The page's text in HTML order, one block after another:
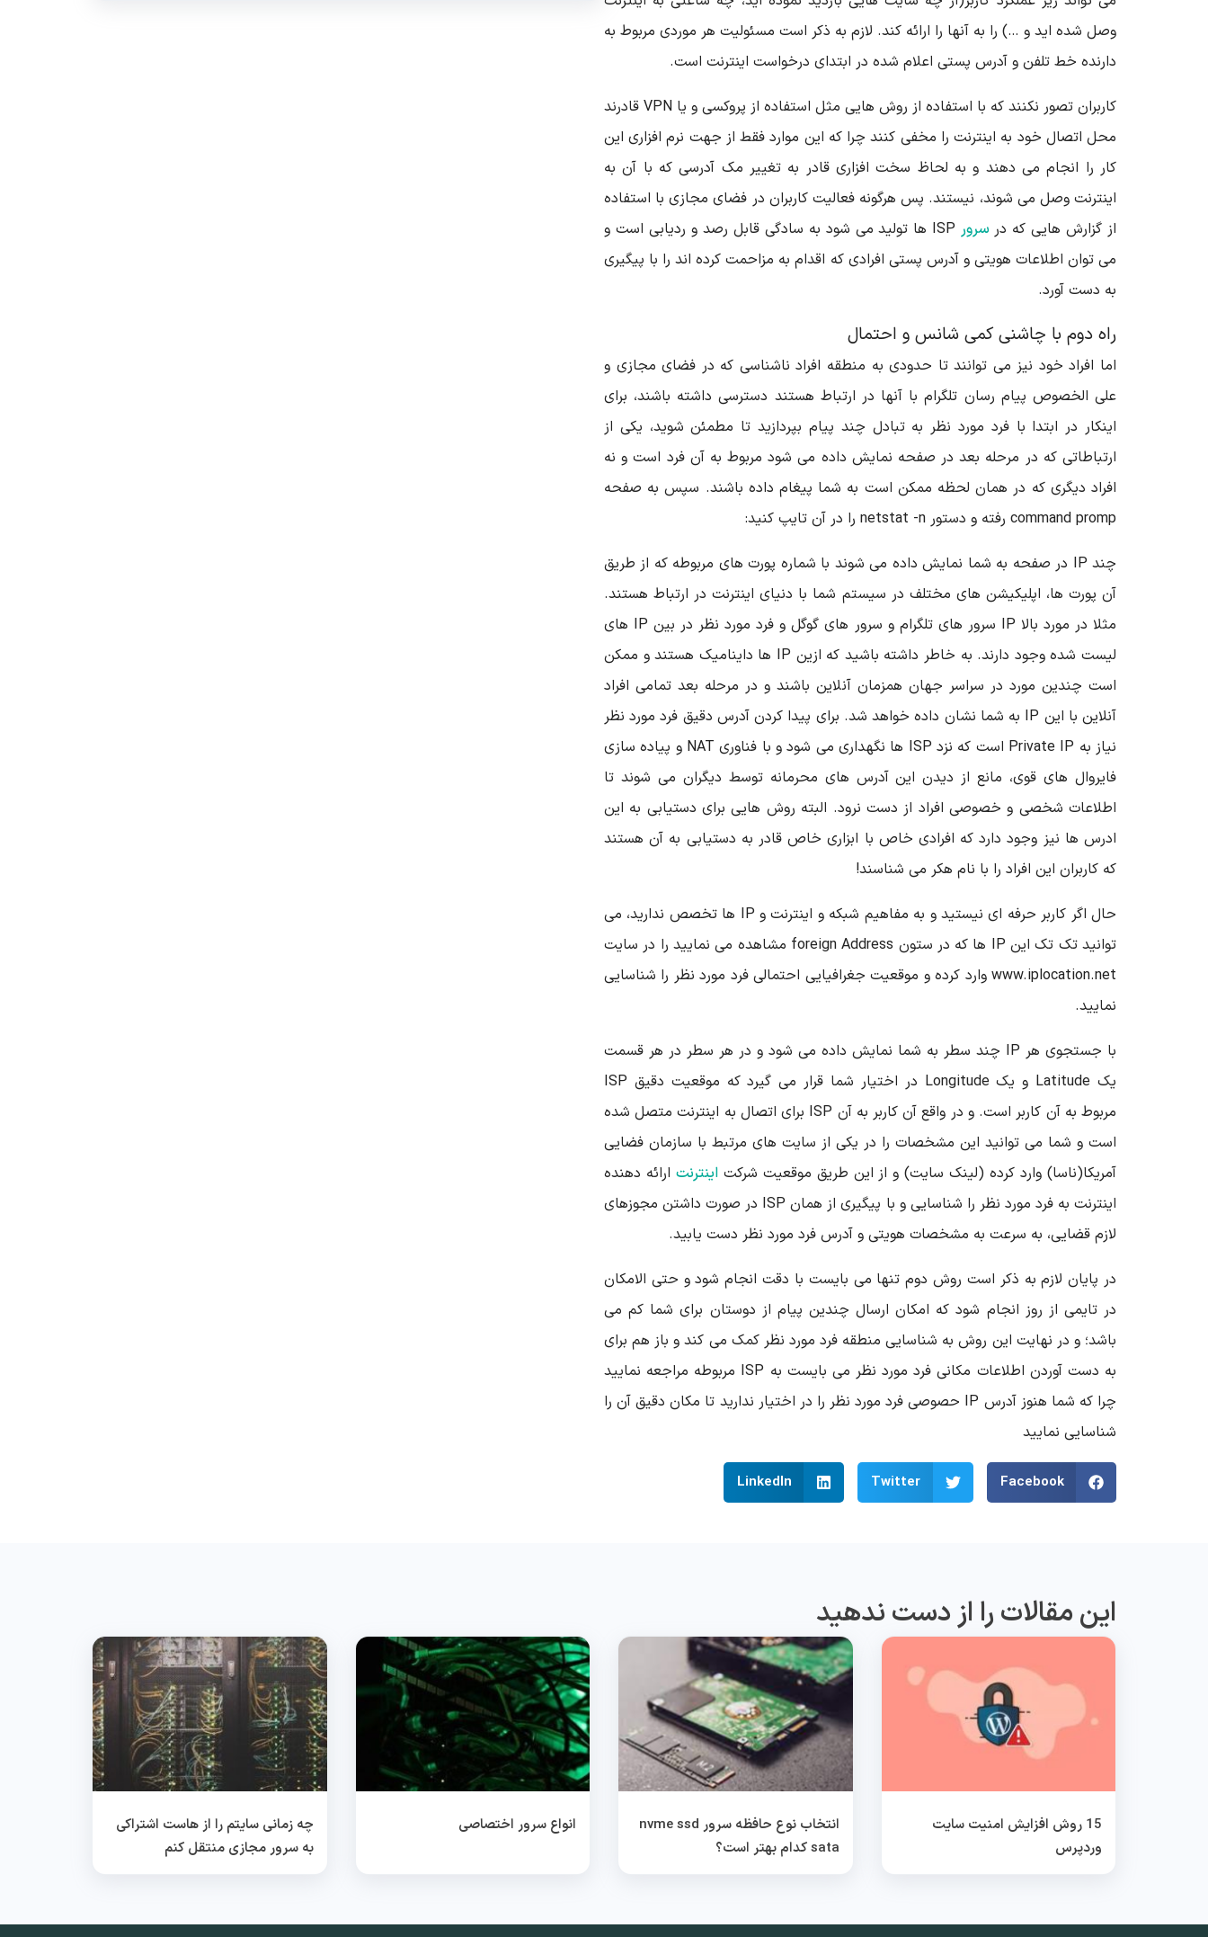
وصل شده اید و …) را به آنها را ارائه کند. لازم به ذکر است مسئولیت هر موردی مربوط به
دارنده خط تلفن و آدرس پستی اعلام شده در ابتدای درخواست اینترنت است.
کاربران تصور نکنند که با استفاده از روش هایی مثل استفاده از پروکسی و یا VPN قادرند
محل اتصال خود به اینترنت را مخفی کنند چرا که این موارد فقط از جهت نرم افزاری این
کار را انجام می دهند و به لحاظ سخت افزاری قادر به تغییر مک آدرسی که با آن به
اینترنت وصل می شوند، نیستند. پس هرگونه فعالیت کاربران در فضای مجازی با استفاده
از گزارش هایی که در سرور
ISP ها تولید می شود به سادگی قابل رصد و ردیابی است و
می توان اطلاعات هویتی و آدرس پستی افرادی که اقدام به مزاحمت کرده اند را با پیگیری
به دست آورد.
راه دوم با چاشنی کمی شانس و احتمال
اما افراد خود نیز می توانند تا حدودی به منطقه افراد ناشناسی که در فضای مجازی و
علی الخصوص پیام رسان تلگرام با آنها در ارتباط هستند دسترسی داشته باشند، برای
اینکار در ابتدا با فرد مورد نظر به تبادل چند پیام بپردازید تا مطمئن شوید، یکی از
ارتباطاتی که در مرحله بعد در صفحه نمایش داده می شود مربوط به آن فرد است و نه
افراد دیگری که در همان لحظه ممکن است به شما پیغام داده باشند. سپس به صفحه
command promp رفته و دستور netstat -n را در آن تایپ کنید:
چند IP در صفحه به شما نمایش داده می شوند با شماره پورت های مربوطه که از طریق
آن پورت ها، اپلیکیشن های مختلف در سیستم شما با دنیای اینترنت در ارتباط هستند.
مثلا در مورد بالا IP سرور های تلگرام و سرور های گوگل و فرد مورد نظر در بین IP های
لیست شده وجود دارند. به خاطر داشته باشید که ازین IP ها داینامیک هستند و ممکن
است چندین مورد در سراسر جهان همزمان آنلاین باشند و در مرحله بعد تمامی افراد
آنلاین با این IP به شما نشان داده خواهد شد. برای پیدا کردن آدرس دقیق فرد مورد نظر
نیاز به Private IP است که نزد ISP ها نگهداری می شود و با فناوری NAT و پیاده سازی
فایروال های قوی، مانع از دیدن این آدرس های محرمانه توسط دیگران می شوند تا
اطلاعات شخصی و خصوصی افراد از دست نرود. البته روش هایی برای دستیابی به این
ادرس ها نیز وجود دارد که افرادی خاص با ابزاری خاص قادر به دستیابی به آن هستند
که کاربران این افراد را با نام هکر می شناسند!
حال اگر کاربر حرفه ای نیستید و به مفاهیم شبکه و اینترنت و IP ها تخصص ندارید، می
توانید تک تک این IP ها که در ستون foreign Address مشاهده می نمایید را در سایت
www.iplocation.net وارد کرده و موقعیت جغرافیایی احتمالی فرد مورد نظر را شناسایی
نمایید.
با جستجوی هر IP چند سطر به شما نمایش داده می شود و در هر سطر در هر قسمت
یک Latitude و یک Longitude در اختیار شما قرار می گیرد که موقعیت دقیق ISP
مربوط به آن کاربر است. و در واقع آن کاربر به آن ISP برای اتصال به اینترنت متصل شده
است و شما می توانید این مشخصات را در یکی از سایت های مرتبط با سازمان فضایی
آمریکا(ناسا) وارد کرده (لینک سایت) و از این طریق موقعیت شرکتاینترنت ارائه دهنده
اینترنت به فرد مورد نظر را شناسایی و با پیگیری از همان ISP در صورت داشتن مجوزهای
لازم قضایی، به سرعت به مشخصات هویتی و آدرس فرد مورد نظر دست یابید.
در پایان لازم به ذکر است روش دوم تنها می بایست با دقت انجام شود و حتی الامکان
در تایمی از روز انجام شود که امکان ارسال چندین پیام از دوستان برای شما کم می
باشد؛ و در نهایت این روش به شناسایی منطقه فرد مورد نظر کمک می کند و باز هم برای
به دست آوردن اطلاعات مکانی فرد مورد نظر می بایست به ISP مربوطه مراجعه نمایید
چرا که شما هنوز آدرس IP حصوصی فرد مورد نظر را در اختیار ندارید تا مکان دقیق آن را
شناسایی نمایید
Facebook
Twitter
LinkedIn
این مقالات را از دست ندهید
15 روش افزایش امنیت سایت
وردپرس
انتخاب نوع حافظه سرور nvme ssd
sata کدام بهتر است؟
انواع سرور اختصاصی
چه زمانی سایتم را از هاست اشتراکی
به سرور مجازی منتقل کنم